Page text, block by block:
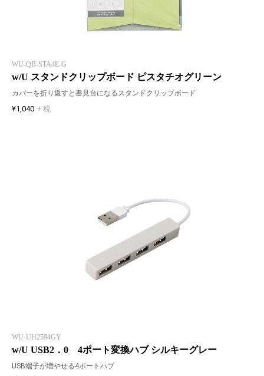
WU-QB-STA4E-G
w/U スタンドクリップボード ピスタチオグリーン
カバーを折り返すと書見台になるスタンドクリップボード
¥1,040 + 税
WU-UH2594GY
w/U USB2．0 4ポート変換ハブ シルキーグレー
USB端子が増やせる4ポートハブ